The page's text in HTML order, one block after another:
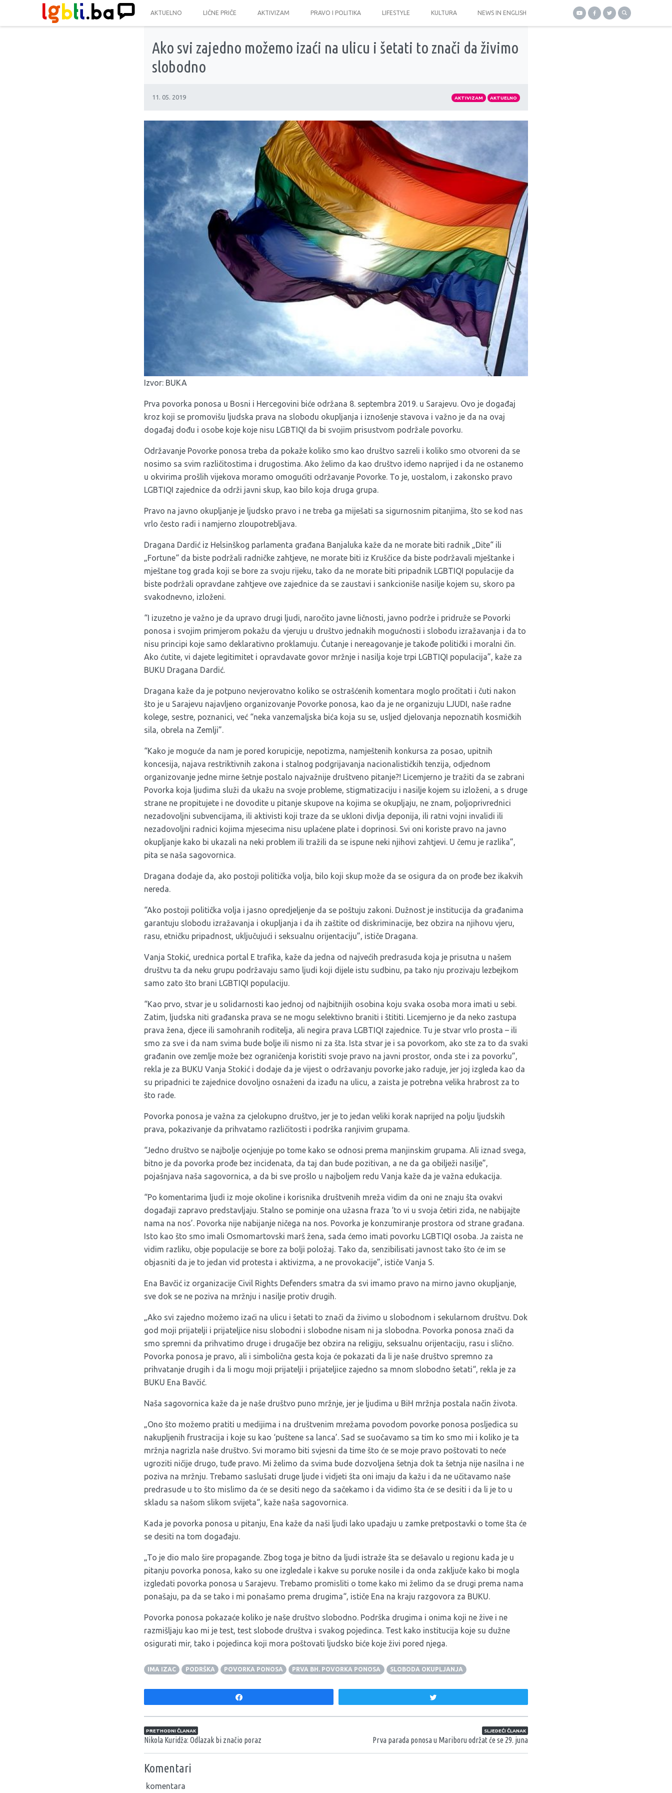
AKTUELNO LIČNE PRIČE AKTIVIZAM PRAVO I POLITIKA LIFESTYLE KULTURA NEWS IN ENGLISH
Ako svi zajedno možemo izaći na ulicu i šetati to znači da živimo
slobodno
11. 05. 2019 AKTIVIZAM AKTUELNO
Izvor: BUKA
Prva povorka ponosa u Bosni i Hercegovini biće održana 8. septembra 2019. u Sarajevu. Ovo je događaj
kroz koji se promovišu ljudska prava na slobodu okupljanja i iznošenje stavova i važno je da na ovaj
događaj dođu i osobe koje koje nisu LGBTIQI da bi svojim prisustvom podržale povorku.
Održavanje Povorke ponosa treba da pokaže koliko smo kao društvo sazreli i koliko smo otvoreni da se
nosimo sa svim različitostima i drugostima. Ako želimo da kao društvo idemo naprijed i da ne ostanemo
u okvirima prošlih vijekova moramo omogućiti održavanje Povorke. To je, uostalom, i zakonsko pravo
LGBTIQI zajednice da održi javni skup, kao bilo koja druga grupa.
Pravo na javno okupljanje je ljudsko pravo i ne treba ga miješati sa sigurnosnim pitanjima, što se kod nas
vrlo često radi i namjerno zloupotrebljava.
Dragana Dardić iz Helsinškog parlamenta građana Banjaluka kaže da ne morate biti radnik „Dite“ ili
„Fortune“ da biste podržali radničke zahtjeve, ne morate biti iz Kruščice da biste podržavali mještanke i
mještane tog grada koji se bore za svoju rijeku, tako da ne morate biti pripadnik LGBTIQI populacije da
biste podržali opravdane zahtjeve ove zajednice da se zaustavi i sankcioniše nasilje kojem su, skoro pa
svakodnevno, izloženi.
“I izuzetno je važno je da upravo drugi ljudi, naročito javne ličnosti, javno podrže i pridruže se Povorki
ponosa i svojim primjerom pokažu da vjeruju u društvo jednakih mogućnosti i slobodu izražavanja i da to
nisu principi koje samo deklarativno proklamuju. Ćutanje i nereagovanje je takođe politički i moralni čin.
Ako ćutite, vi dajete legitimitet i opravdavate govor mržnje i nasilja koje trpi LGBTIQI populacija”, kaže za
BUKU Dragana Dardić.
Dragana kaže da je potpuno nevjerovatno koliko se ostrašćenih komentara moglo pročitati i čuti nakon
što je u Sarajevu najavljeno organizovanje Povorke ponosa, kao da je ne organizuju LJUDI, naše radne
kolege, sestre, poznanici, već “neka vanzemaljska bića koja su se, usljed djelovanja nepoznatih kosmičkih
sila, obrela na Zemlji”.
“Kako je moguće da nam je pored korupicije, nepotizma, namještenih konkursa za posao, upitnih
koncesija, najava restriktivnih zakona i stalnog podgrijavanja nacionalističkih tenzija, odjednom
organizovanje jedne mirne šetnje postalo najvažnije društveno pitanje?! Licemjerno je tražiti da se zabrani
Povorka koja ljudima služi da ukažu na svoje probleme, stigmatizaciju i nasilje kojem su izloženi, a s druge
strane ne propitujete i ne dovodite u pitanje skupove na kojima se okupljaju, ne znam, poljoprivrednici
nezadovoljni subvencijama, ili aktivisti koji traze da se ukloni divlja deponija, ili ratni vojni invalidi ili
nezadovoljni radnici kojima mjesecima nisu uplaćene plate i doprinosi. Svi oni koriste pravo na javno
okupljanje kako bi ukazali na neki problem ili tražili da se ispune neki njihovi zahtjevi. U čemu je razlika”,
pita se naša sagovornica.
Dragana dodaje da, ako postoji politička volja, bilo koji skup može da se osigura da on prođe bez ikakvih
nereda.
“Ako postoji politička volja i jasno opredjeljenje da se poštuju zakoni. Dužnost je institucija da građanima
garantuju slobodu izražavanja i okupljanja i da ih zaštite od diskriminacije, bez obzira na njihovu vjeru,
rasu, etničku pripadnost, uključujući i seksualnu orijentaciju”, ističe Dragana.
Vanja Stokić, urednica portal E trafika, kaže da jedna od najvećih predrasuda koja je prisutna u našem
društvu ta da neku grupu podržavaju samo ljudi koji dijele istu sudbinu, pa tako nju prozivaju lezbejkom
samo zato što brani LGBTIQI populaciju.
“Kao prvo, stvar je u solidarnosti kao jednoj od najbitnijih osobina koju svaka osoba mora imati u sebi.
Zatim, ljudska niti građanska prava se ne mogu selektivno braniti i štititi. Licemjerno je da neko zastupa
prava žena, djece ili samohranih roditelja, ali negira prava LGBTIQI zajednice. Tu je stvar vrlo prosta – ili
smo za sve i da nam svima bude bolje ili nismo ni za šta. Ista stvar je i sa povorkom, ako ste za to da svaki
građanin ove zemlje može bez ograničenja koristiti svoje pravo na javni prostor, onda ste i za povorku”,
rekla je za BUKU Vanja Stokić i dodaje da je vijest o održavanju povorke jako raduje, jer joj izgleda kao da
su pripadnici te zajednice dovoljno osnaženi da izađu na ulicu, a zaista je potrebna velika hrabrost za to
što rade.
Povorka ponosa je važna za cjelokupno društvo, jer je to jedan veliki korak naprijed na polju ljudskih
prava, pokazivanje da prihvatamo različitosti i podrška ranjivim grupama.
“Jedno društvo se najbolje ocjenjuje po tome kako se odnosi prema manjinskim grupama. Ali iznad svega,
bitno je da povorka prođe bez incidenata, da taj dan bude pozitivan, a ne da ga obilježi nasilje”,
pojašnjava naša sagovornica, a da bi sve prošlo u najboljem redu Vanja kaže da je važna edukacija.
“Po komentarima ljudi iz moje okoline i korisnika društvenih mreža vidim da oni ne znaju šta ovakvi
događaji zapravo predstavljaju. Stalno se pominje ona užasna fraza ‘to vi u svoja četiri zida, ne nabijajte
nama na nos’. Povorka nije nabijanje ničega na nos. Povorka je konzumiranje prostora od strane građana.
Isto kao što smo imali Osmomartovski marš žena, sada ćemo imati povorku LGBTIQI osoba. Ja zaista ne
vidim razliku, obje populacije se bore za bolji položaj. Tako da, senzibilisati javnost tako što će im se
objasniti da je to jedan vid protesta i aktivizma, a ne provokacije”, ističe Vanja S.
Ena Bavčić iz organizacije Civil Rights Defenders smatra da svi imamo pravo na mirno javno okupljanje,
sve dok se ne poziva na mržnju i nasilje protiv drugih.
„Ako svi zajedno možemo izaći na ulicu i šetati to znači da živimo u slobodnom i sekularnom društvu. Dok
god moji prijatelji i prijateljice nisu slobodni i slobodne nisam ni ja slobodna. Povorka ponosa znači da
smo spremni da prihvatimo druge i drugačije bez obzira na religiju, seksualnu orijentaciju, rasu i slično.
Povorka ponosa je pravo, ali i simbolična gesta koja će pokazati da li je naše društvo spremno za
prihvatanje drugih i da li mogu moji prijatelji i prijateljice zajedno sa mnom slobodno šetati“, rekla je za
BUKU Ena Bavčić.
Naša sagovornica kaže da je naše društvo puno mržnje, jer je ljudima u BiH mržnja postala način života.
„Ono što možemo pratiti u medijima i na društvenim mrežama povodom povorke ponosa posljedica su
nakupljenih frustracija i koje su kao ‘puštene sa lanca’. Sad se suočavamo sa tim ko smo mi i koliko je ta
mržnja nagrizla naše društvo. Svi moramo biti svjesni da time što će se moje pravo poštovati to neće
ugroziti ničije drugo, tuđe pravo. Mi želimo da svima bude dozvoljena šetnja dok ta šetnja nije nasilna i ne
poziva na mržnju. Trebamo saslušati druge ljude i vidjeti šta oni imaju da kažu i da ne učitavamo naše
predrasude u to što mislimo da će se desiti nego da sačekamo i da vidimo šta će se desiti i da li je to u
skladu sa našom slikom svijeta“, kaže naša sagovornica.
Kada je povorka ponosa u pitanju, Ena kaže da naši ljudi lako upadaju u zamke pretpostavki o tome šta će
se desiti na tom događaju.
„To je dio malo šire propagande. Zbog toga je bitno da ljudi istraže šta se dešavalo u regionu kada je u
pitanju povorka ponosa, kako su one izgledale i kakve su poruke nosile i da onda zaključe kako bi mogla
izgledati povorka ponosa u Sarajevu. Trebamo promisliti o tome kako mi želimo da se drugi prema nama
ponašaju, pa da se tako i mi ponašamo prema drugima“, ističe Ena na kraju razgovora za BUKU.
Povorka ponosa pokazaće koliko je naše društvo slobodno. Podrška drugima i onima koji ne žive i ne
razmišljaju kao mi je test, test slobode društva i svakog pojedinca. Test kako institucija koje su dužne
osigurati mir, tako i pojedinca koji mora poštovati ljudsko biće koje živi pored njega.
IMA IZAC PODRŠKA POVORKA PONOSA PRVA BH. POVORKA PONOSA SLOBODA OKUPLJANJA
Navigacija članaka
PRETHODNI ČLANAK
Nikola Kuridža: Odlazak bi značio poraz
SLJEDEĆI ČLANAK
Prva parada ponosa u Mariboru održat će se 29. juna
Komentari
komentara